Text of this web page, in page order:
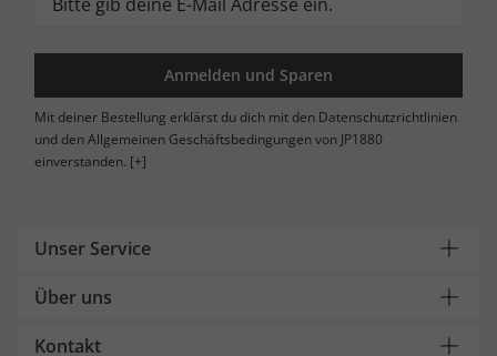
Anmelden und Sparen
Mit deiner Bestellung erklärst du dich mit den Datenschutzrichtlinien
und den Allgemeinen Geschäftsbedingungen von JP1880
einverstanden. [+]
Unser Service
Über uns
Kontakt